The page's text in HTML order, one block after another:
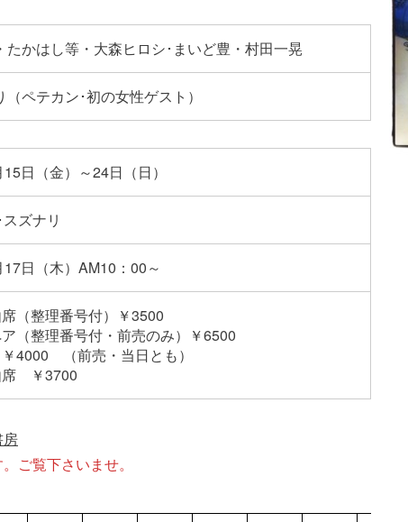
たかはし等・大森ヒロシ･まいど豊・村田一晃
ペテカン･初の女性ゲスト）
日（金）～24日（日）
ズナリ
日（木）AM10：00～
（整理番号付）￥3500
（整理番号付・前売のみ）￥6500
4000 （前売・当日とも）
席 ￥3700
房
ご覧下さいませ。